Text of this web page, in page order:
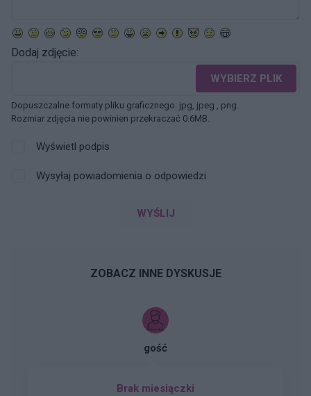
Dodaj zdjęcie:
WYBIERZ PLIK
Dopuszczalne formaty pliku graficznego: jpg, jpeg , png.
Rozmiar zdjęcia nie powinien przekraczać 0.6MB.
Wyświetl podpis
Wysyłaj powiadomienia o odpowiedzi
WYŚLIJ
ZOBACZ INNE DYSKUSJE
gość
Brak miesiączki